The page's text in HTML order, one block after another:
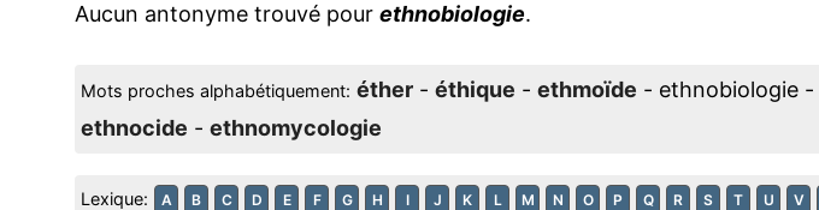
Aucun antonyme trouvé pour ethnobiologie.
Mots proches alphabétiquement: éther - éthique - ethmoïde - ethnobiologie -
ethnocide - ethnomycologie
Lexique: A B C D E F G H I J K L M N O P Q R S T U V